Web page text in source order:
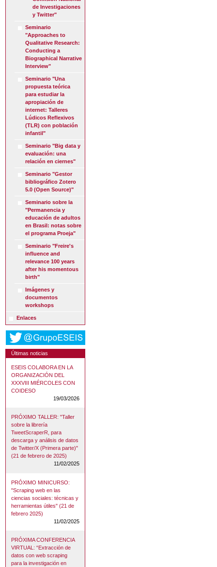
de Investigaciones
y Twitter"
Seminario
"Approaches to
Qualitative Research:
Conducting a
Biographical Narrative
Interview"
Seminario "Una
propuesta teórica
para estudiar la
apropiación de
internet: Talleres
Lúdicos Reflexivos
(TLR) con población
infantil"
Seminario "Big data y
evaluación: una
relación en ciernes"
Seminario "Gestor
bibliográfico Zotero
5.0 (Open Source)"
Seminario sobre la
"Permanencia y
educación de adultos
en Brasil: notas sobre
el programa Proeja"
Seminario "Freire's
influence and
relevance 100 years
after his momentous
birth"
Imágenes y
documentos
workshops
Enlaces
Últimas noticias
ESEIS COLABORA EN LA
ORGANIZACIÓN DEL
XXXVIII MIÉRCOLES CON
COIDESO
19/03/2026
PRÓXIMO TALLER: "Taller
sobre la librería
TweetScraperR, para
descarga y análisis de datos
de Twitter/X (Primera parte)"
(21 de febrero de 2025)
11/02/2025
PRÓXIMO MINICURSO:
"Scraping web en las
ciencias sociales: técnicas y
herramientas útiles" (21 de
febrero 2025)
11/02/2025
PRÓXIMA CONFERENCIA
VIRTUAL: “Extracción de
datos con web scraping
para la investigación en